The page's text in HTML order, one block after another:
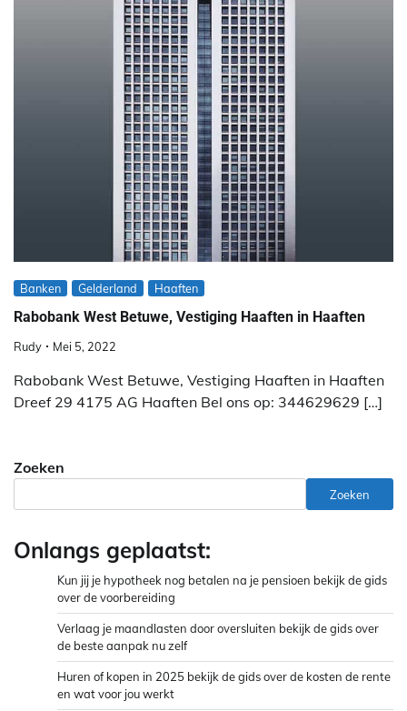
Banken Gelderland Haaften
Rabobank West Betuwe, Vestiging Haaften in Haaften
Rudy Mei 5, 2022
Rabobank West Betuwe, Vestiging Haaften in Haaften
Dreef 29 4175 AG Haaften Bel ons op: 344629629 […]
Zoeken
Zoeken
Onlangs geplaatst:
Kun jij je hypotheek nog betalen na je pensioen bekijk de gids
over de voorbereiding
Verlaag je maandlasten door oversluiten bekijk de gids over
de beste aanpak nu zelf
Huren of kopen in 2025 bekijk de gids over de kosten de rente
en wat voor jou werkt